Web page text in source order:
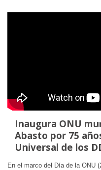
Inaugura ONU
Abasto por 75
Universal de los
En el marco del Día de la ONU